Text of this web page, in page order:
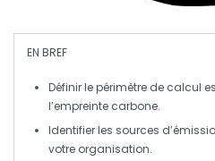
EN BREF
Définir lepérimètre de calcul
l’empreinte carbone.
Identifier les sources
votre organisation.